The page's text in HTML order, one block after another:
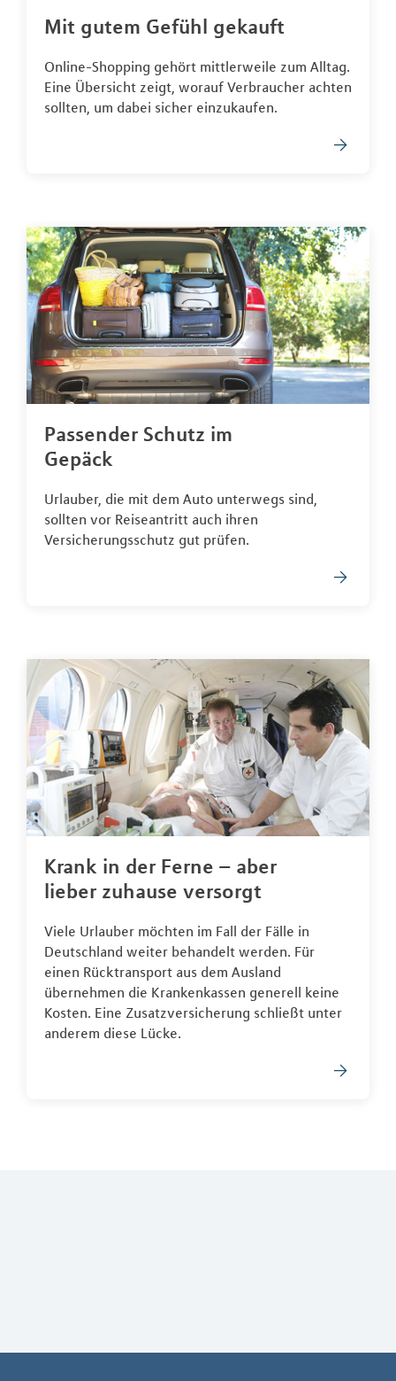
Mit gutem Gefühl gekauft
Online-Shopping gehört mittlerweile zum Alltag.
Eine Übersicht zeigt, worauf Verbraucher achten
sollten, um dabei sicher einzukaufen.
Passender Schutz im
Gepäck
Urlauber, die mit dem Auto unterwegs sind,
sollten vor Reiseantritt auch ihren
Versicherungsschutz gut prüfen.
Krank in der Ferne – aber
lieber zuhause versorgt
Viele Urlauber möchten im Fall der Fälle in
Deutschland weiter behandelt werden. Für
einen Rücktransport aus dem Ausland
übernehmen die Krankenkassen generell keine
Kosten. Eine Zusatzversicherung schließt unter
anderem diese Lücke.